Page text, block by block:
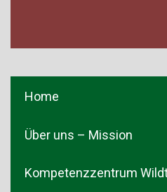
Home
Über uns – Mission
Kompetenzzentrum